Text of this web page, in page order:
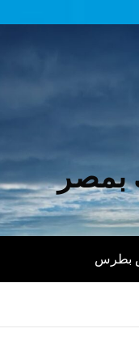
بمصر
بطرس